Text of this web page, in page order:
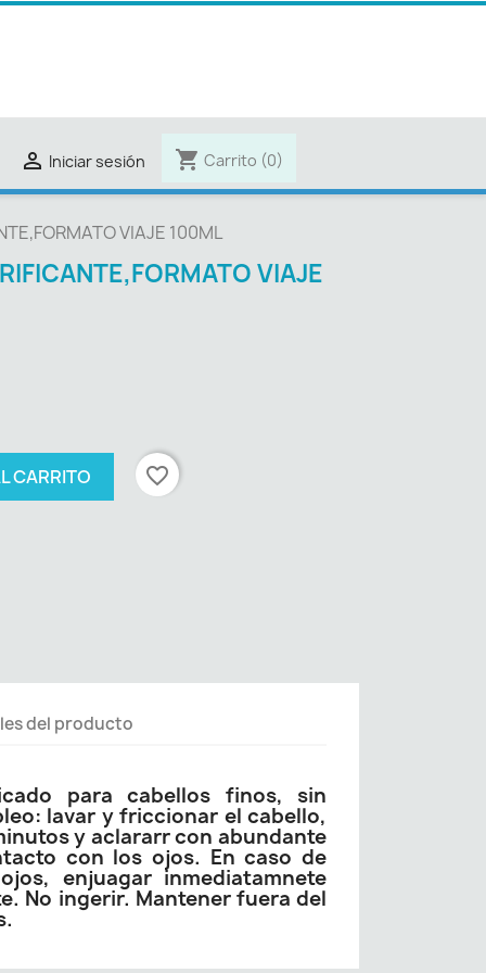
 Iniciar sesión shopping_cart Carrito (0)
VIAJE 100ML
VIAJE
CARRITO favorite_border
del producto
para cabellos finos, sin
lavar y friccionar el cabello,
y aclararr con abundante
con los ojos. En caso de
enjuagar inmediatamnete
No ingerir. Mantener fuera del